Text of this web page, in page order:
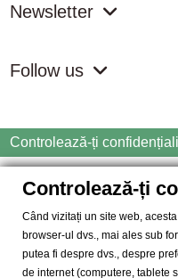
Newsletter
Follow us
Controlează-ți
Copyright
2026
SAM DISTRIBUTION S.R.L.
Comertului: J40/10004/
Controlează-ți
Când vizitați un site web,
browser-ul dvs., mai ales sub
putea fi despre dvs., despre
de internet (computere, tablete